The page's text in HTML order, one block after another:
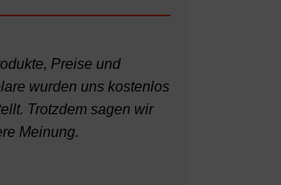
Preise und
wurden uns kostenlos
Trotzdem sagen wir
Meinung.